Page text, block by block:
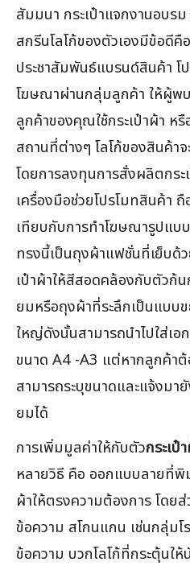
สัมมนา กระเป๋าแจกงานอบร
สกรีนโลโก้ของตัวเองมีข้อดีคื
ประชาสัมพันธ์แบรนด์สินค้า
โฆษณาผ่านกลุ่มลูกค้า ให้ผู้พ
ลูกค้าของคุณใช้กระเป๋าผ้า หรื
สถานที่ต่างๆ โลโก้ของสินค้า
โดยการลงทุนการสั่งผลิตกระ
เครื่องมือช่วยโปรโมทสินค้า
เทียบกับการทำโฆษณารูปแ
ทรงนี้เป็นถุงผ้าแฟชั่นที่เย็บด้
เป๋าผ้าให้สีสอดคล้องกับตัวก้
ยมหรือถุงผ้าที่ระลึกเป็นแบบ
ใหญ่ดังนั้นสามารถนำไปใส่เ
ขนาด A4 -A3 แต่หากลูกค้า
สามารถระบุขนาดและแจ้งม
ยมได้
การเพิ่มมูลค่าให้กับตัวกระเ
หลายวิธี คือ ออกแบบลายที่พิ
ผ้าให้ตรงความต้องการ โดย
ข้อความ สโกนแกน เช่นกลุ่ม
ข้อความ บวกโลโก้ที่กระตุ้นใ